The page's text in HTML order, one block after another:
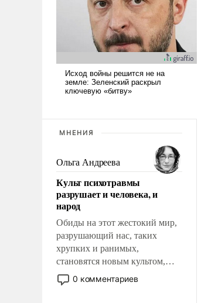
МНЕНИЯ
Ольга Андреева
Культ психотравмы
разрушает и человека, и
народ
Обиды на этот жестокий мир,
разрушающий нас, таких
хрупких и ранимых,
становятся новым культом,
постепенно вытесняя и
отменяя традиционное
0 комментариев